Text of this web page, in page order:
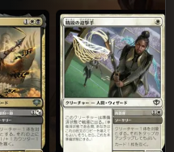
(し)人(じん)、アビゲール精(せい)鋭(えい)の迎(げい)撃(げ